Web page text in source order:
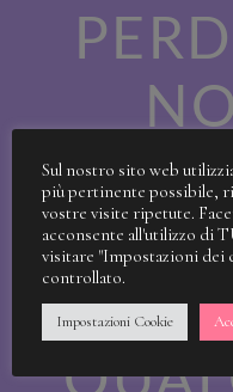
Sul nostro sito web
più pertinente possibile,
vostre visite ripetute.
acconsente all'utilizzo di
visitare "Impostazioni dei
controllato.
Impostazioni Cookie